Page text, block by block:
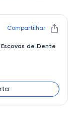
Compartilhar
de Dente